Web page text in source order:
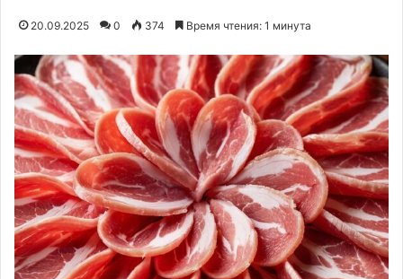
20.09.2025 0 374 Время чтения: 1 минута